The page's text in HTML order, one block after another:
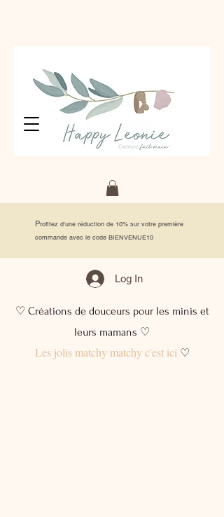
Profitez d'une réduction de 10% sur votre première
commande avec le code BIENVENUE10
Log In
♡ Créations de douceurs pour les minis et
leurs mamans ♡
Les jolis matchy matchy c'est ici♡